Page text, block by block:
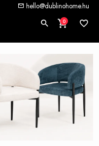
hello@dublinohome.hu
0